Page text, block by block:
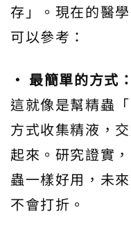
存」。現在的醫
可以參考：
• 最簡單的方式
這就像是幫精蟲
方式收集精液，
起來。研究證實
蟲一樣好用，未
不會打折。